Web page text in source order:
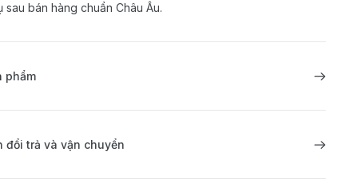
sau bán hàng chuẩn Châu Âu.
phẩm
đổi trả và vận chuyển